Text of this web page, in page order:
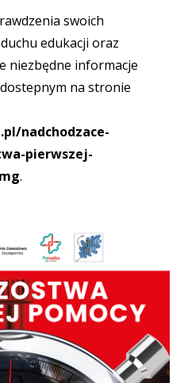
swoich
edukacji oraz
niezbędne informacje
na stronie
nadchodzace-
pierwszej-
.